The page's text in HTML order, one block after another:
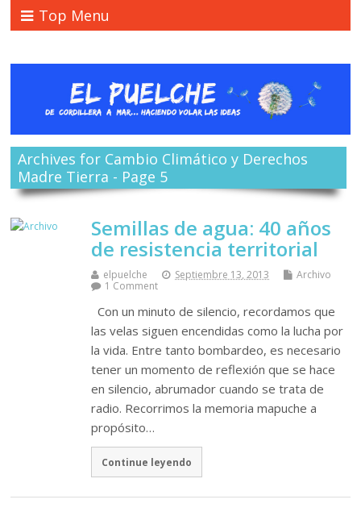
Top Menu
Archives for Cambio Climático y Derechos
Madre Tierra - Page 5
Semillas de agua: 40 años
de resistencia territorial
elpuelche Septiembre 13, 2013
Archivo
1 Comment
Con un minuto de silencio, recordamos que
las velas siguen encendidas como la lucha por
la vida. Entre tanto bombardeo, es necesario
tener un momento de reflexión que se hace
en silencio, abrumador cuando se trata de
radio. Recorrimos la memoria mapuche a
propósito…
Continue leyendo